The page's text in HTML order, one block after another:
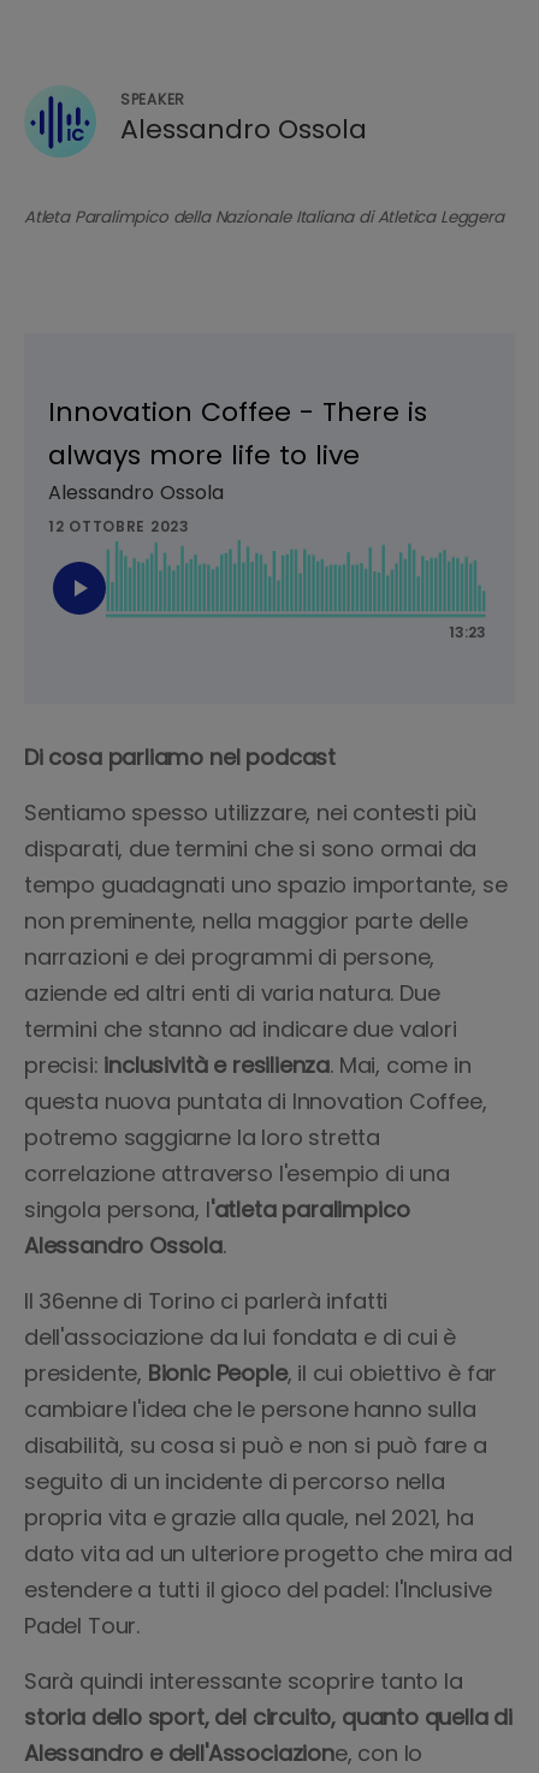
SPEAKER
Alessandro Ossola
Atleta Paralimpico della Nazionale Italiana di Atletica Leggera
Di cosa parliamo nel podcast
Sentiamo spesso utilizzare, nei contesti più
disparati, due termini che si sono ormai da
tempo guadagnati uno spazio importante, se
non preminente, nella maggior parte delle
narrazioni e dei programmi di persone,
aziende ed altri enti di varia natura. Due
termini che stanno ad indicare due valori
precisi: inclusività e resilienza. Mai, come in
questa nuova puntata di Innovation Coffee,
potremo saggiarne la loro stretta
correlazione attraverso l'esempio di una
singola persona, l'atleta paralimpico
Alessandro Ossola.
Il 36enne di Torino ci parlerà infatti
dell'associazione da lui fondata e di cui è
presidente, Bionic People, il cui obiettivo è far
cambiare l'idea che le persone hanno sulla
disabilità, su cosa si può e non si può fare a
seguito di un incidente di percorso nella
propria vita e grazie alla quale, nel 2021, ha
dato vita ad un ulteriore progetto che mira ad
estendere a tutti il gioco del padel: l'Inclusive
Padel Tour.
Sarà quindi interessante scoprire tanto la
storia dello sport, del circuito, quanto quella di
Alessandro e dell'Associazione, con lo